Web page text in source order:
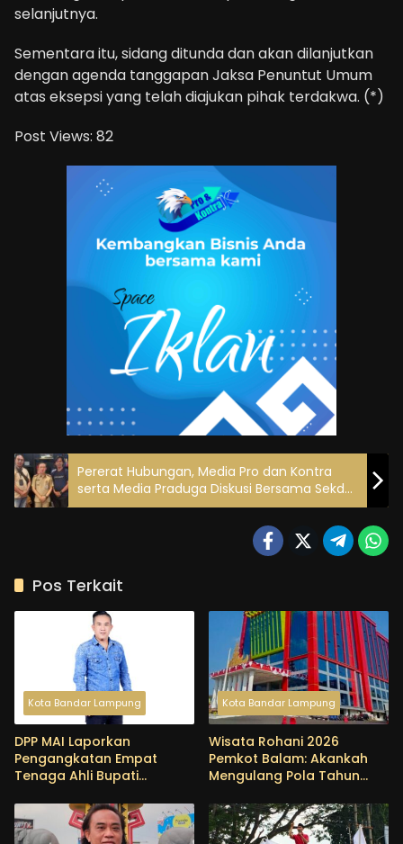
selanjutnya.
Sementara itu, sidang ditunda dan akan dilanjutkan
dengan agenda tanggapan Jaksa Penuntut Umum
atas eksepsi yang telah diajukan pihak terdakwa. (*)
Post Views: 82
Pererat Hubungan, Media Pro dan Kontra
serta Media Praduga Diskusi Bersama Sekda
Lampung
Pos Terkait
Kota Bandar Lampung
DPP MAI Laporkan
Pengangkatan Empat
Tenaga Ahli Bupati
Dugaan Pemborosan
Anggaran
Kota Bandar Lampung
Wisata Rohani 2026
Pemkot Balam: Akankah
Mengulang Pola Tahun
BPK?